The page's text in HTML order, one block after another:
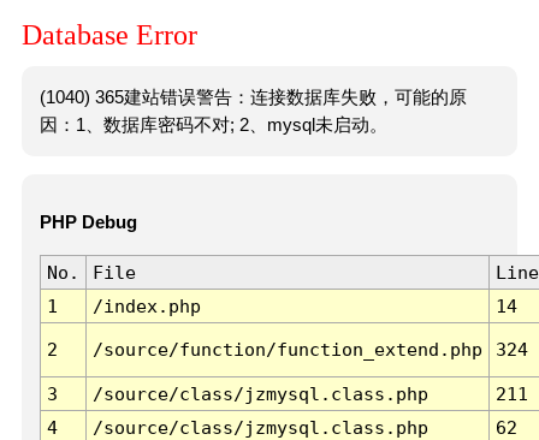
Database Error
(1040) 365建站错误警告：连接数据库失败，可能的原
因：1、数据库密码不对; 2、mysql未启动。
PHP Debug
No. File
Line
1
/index.php 14
2 /source/function/function_extend.php 324
3 /source/class/jzmysql.class.php
211
4
/source/class/jzmysql.class.php
62